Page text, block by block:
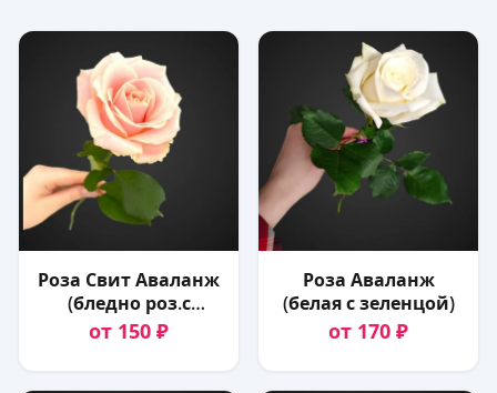
Роза Свит Аваланж
(бледно роз.с
зеленцой)
от 150 ₽
Роза Аваланж
(белая с зеленцой)
от 170 ₽